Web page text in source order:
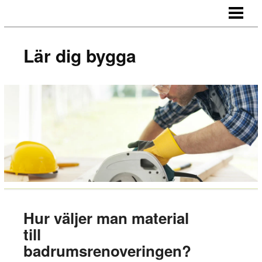
BYGG EGEN SÄNGGAVEL
BYGGA BORD AV LASTPALLAR
Lär dig bygga
Hur väljer man material
till
badrumsrenoveringen?